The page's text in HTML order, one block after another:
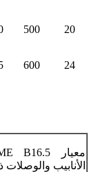
20
500
24
600
الأنابيب